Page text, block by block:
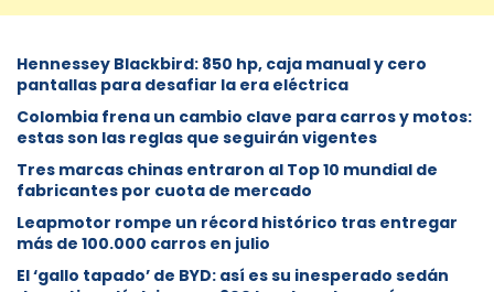
Hennessey Blackbird: 850 hp, caja manual y cero
pantallas para desafiar la era eléctrica
Colombia frena un cambio clave para carros y motos:
estas son las reglas que seguirán vigentes
Tres marcas chinas entraron al Top 10 mundial de
fabricantes por cuota de mercado
Leapmotor rompe un récord histórico tras entregar
más de 100.000 carros en julio
El ‘gallo tapado’ de BYD: así es su inesperado sedán